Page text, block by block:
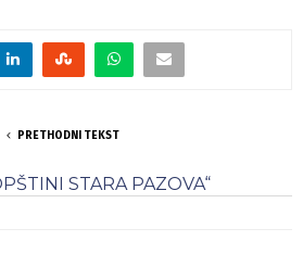
PRETHODNI TEKST
STARA PAZOVA“